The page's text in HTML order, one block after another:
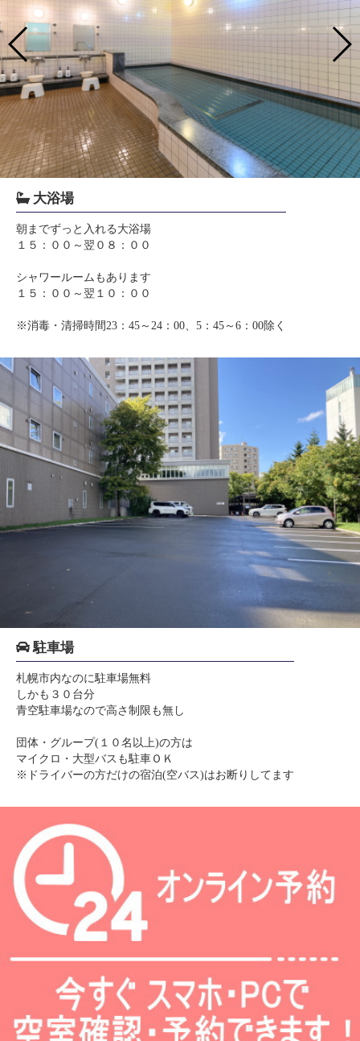
大浴場
朝までずっと入れる大浴場
１５：００～翌０８：００
シャワールームもあります
１５：００～翌１０：００
※消毒・清掃時間23：45～24：00、5：45～6：00除く
駐車場
札幌市内なのに駐車場無料
しかも３０台分
青空駐車場なので高さ制限も無し
団体・グループ(１０名以上)の方は
マイクロ・大型バスも駐車ＯＫ
※ドライバーの方だけの宿泊(空バス)はお断りしてます